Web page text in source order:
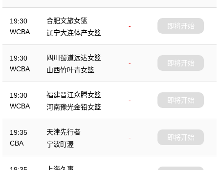
19:30
WCBA
合肥文旅女篮
-
辽宁大连体产女篮
即将开始
19:30
WCBA
四川蜀道远达女篮
-
山西竹叶青女篮
即将开始
19:30
WCBA
福建晋江众腾女篮
-
河南豫光金铅女篮
即将开始
19:35
CBA
天津先行者
-
宁波町渥
即将开始